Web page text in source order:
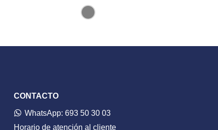
Oxford
Zinc
CONTACTO
WhatsApp: 693 50 30 03
Horario de atención al cliente